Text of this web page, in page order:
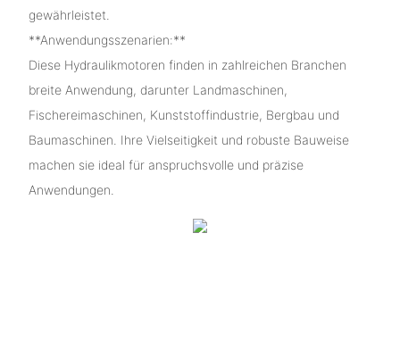
gewährleistet.
**Anwendungsszenarien:**
Diese Hydraulikmotoren finden in zahlreichen Branchen
breite Anwendung, darunter Landmaschinen,
Fischereimaschinen, Kunststoffindustrie, Bergbau und
Baumaschinen. Ihre Vielseitigkeit und robuste Bauweise
machen sie ideal für anspruchsvolle und präzise
Anwendungen.